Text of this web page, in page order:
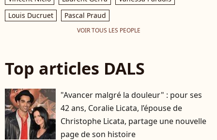
Louis Ducruet
Pascal Praud
VOIR TOUS LES PEOPLE
Top articles DALS
"Avancer malgré la douleur" : pour ses
42 ans, Coralie Licata, l’épouse de
Christophe Licata, partage une nouvelle
page de son histoire